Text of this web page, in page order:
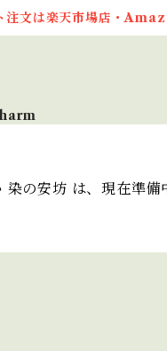
注文は楽天市場店・
染の安坊 は、現在準備